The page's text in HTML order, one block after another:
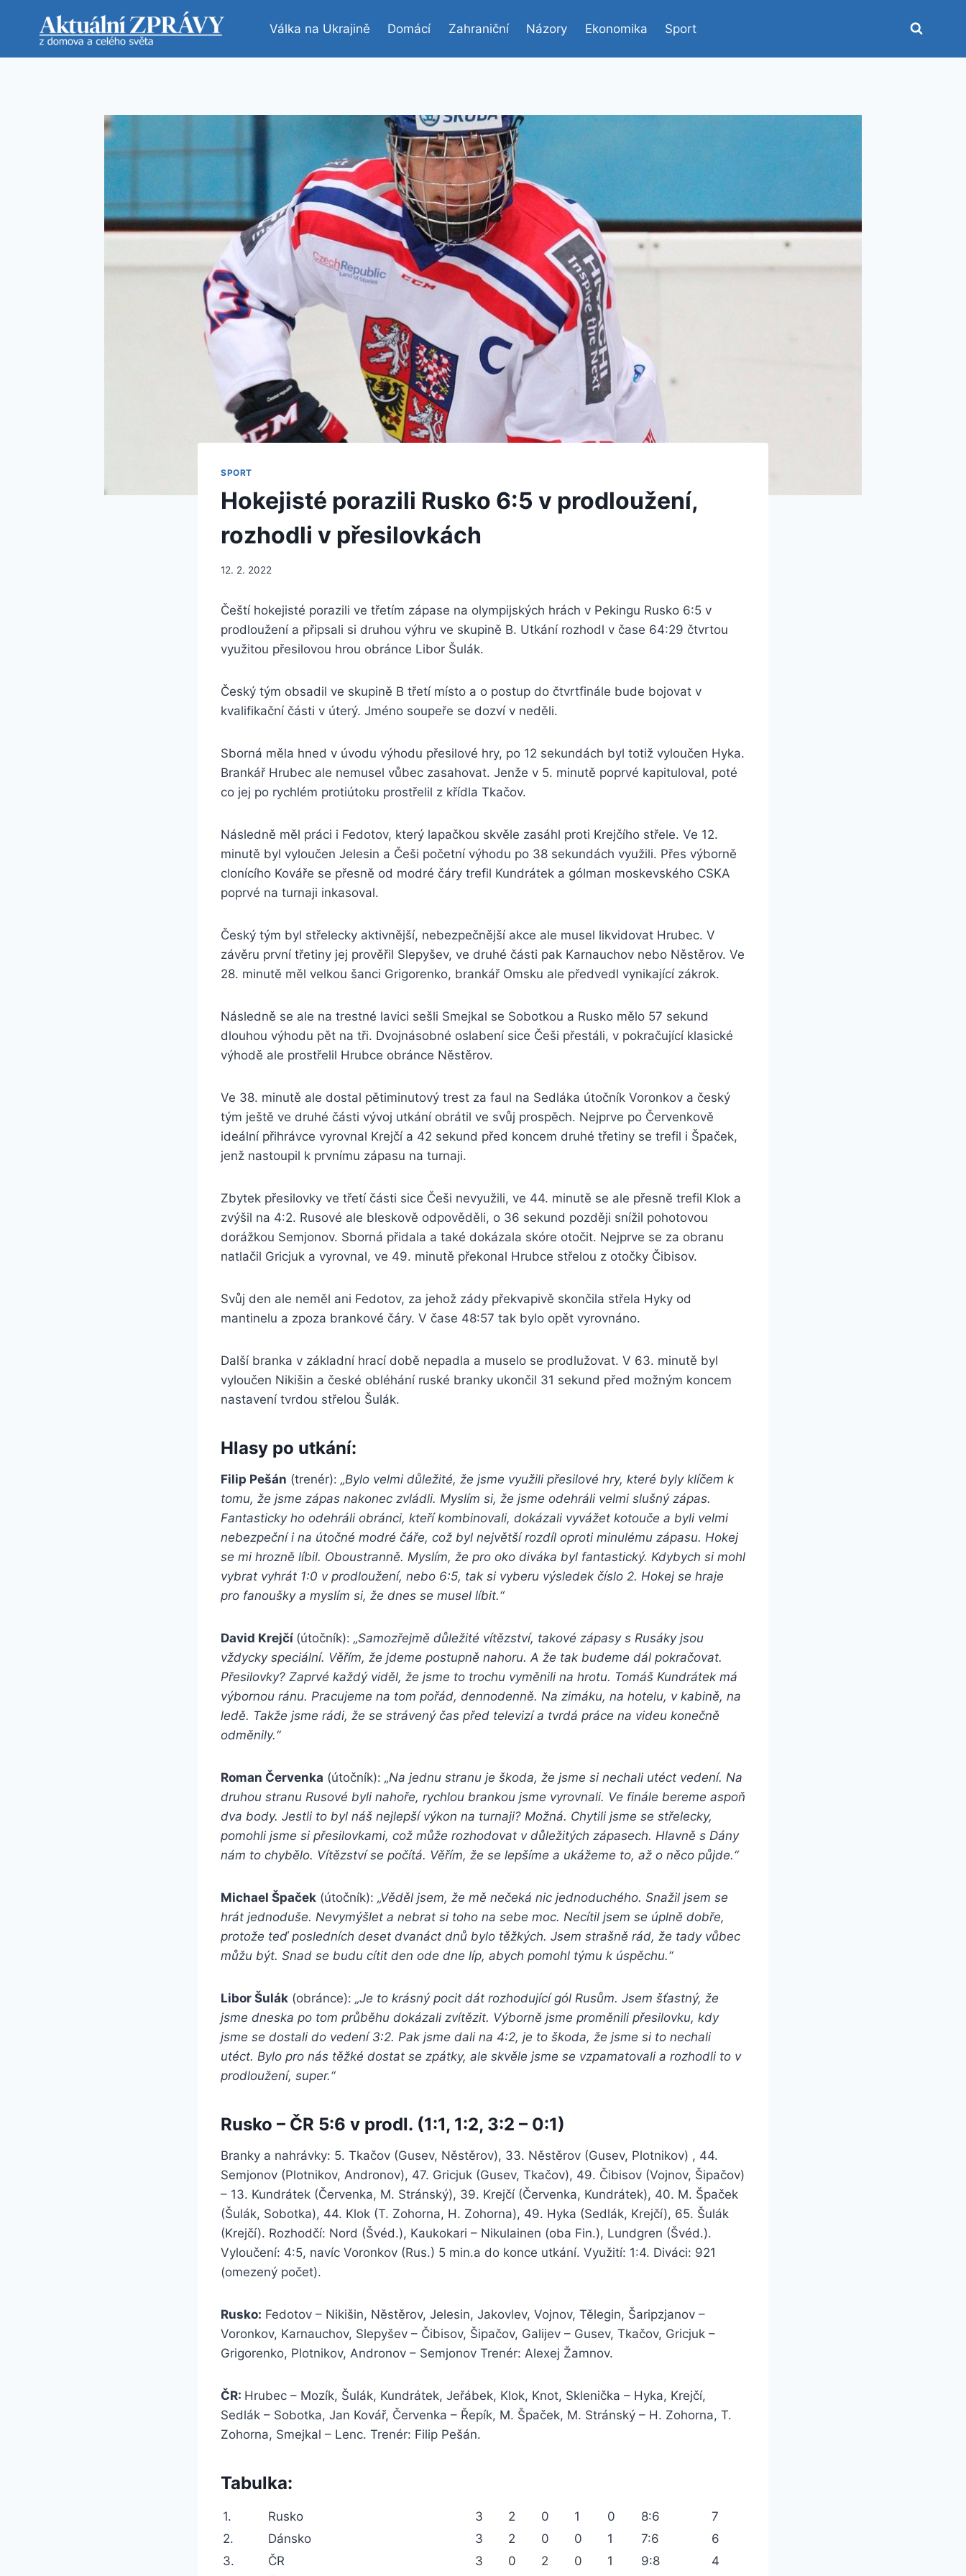
Válka na Ukrajině Domácí Zahraniční Názory Ekonomika Sport
SPORT
Hokejisté porazili Rusko 6:5 v prodloužení,
rozhodli v přesilovkách
12. 2. 2022
Čeští hokejisté porazili ve třetím zápase na olympijských hrách v Pekingu Rusko 6:5 v
prodloužení a připsali si druhou výhru ve skupině B. Utkání rozhodl v čase 64:29 čtvrtou
využitou přesilovou hrou obránce Libor Šulák.
Český tým obsadil ve skupině B třetí místo a o postup do čtvrtfinále bude bojovat v
kvalifikační části v úterý. Jméno soupeře se dozví v neděli.
Sborná měla hned v úvodu výhodu přesilové hry, po 12 sekundách byl totiž vyloučen Hyka.
Brankář Hrubec ale nemusel vůbec zasahovat. Jenže v 5. minutě poprvé kapituloval, poté
co jej po rychlém protiútoku prostřelil z křídla Tkačov.
Následně měl práci i Fedotov, který lapačkou skvěle zasáhl proti Krejčího střele. Ve 12.
minutě byl vyloučen Jelesin a Češi početní výhodu po 38 sekundách využili. Přes výborně
clonícího Kováře se přesně od modré čáry trefil Kundrátek a gólman moskevského CSKA
poprvé na turnaji inkasoval.
Český tým byl střelecky aktivnější, nebezpečnější akce ale musel likvidovat Hrubec. V
závěru první třetiny jej prověřil Slepyšev, ve druhé části pak Karnauchov nebo Něstěrov. Ve
28. minutě měl velkou šanci Grigorenko, brankář Omsku ale předvedl vynikající zákrok.
Následně se ale na trestné lavici sešli Smejkal se Sobotkou a Rusko mělo 57 sekund
dlouhou výhodu pět na tři. Dvojnásobné oslabení sice Češi přestáli, v pokračující klasické
výhodě ale prostřelil Hrubce obránce Něstěrov.
Ve 38. minutě ale dostal pětiminutový trest za faul na Sedláka útočník Voronkov a český
tým ještě ve druhé části vývoj utkání obrátil ve svůj prospěch. Nejprve po Červenkově
ideální přihrávce vyrovnal Krejčí a 42 sekund před koncem druhé třetiny se trefil i Špaček,
jenž nastoupil k prvnímu zápasu na turnaji.
Zbytek přesilovky ve třetí části sice Češi nevyužili, ve 44. minutě se ale přesně trefil Klok a
zvýšil na 4:2. Rusové ale bleskově odpověděli, o 36 sekund později snížil pohotovou
dorážkou Semjonov. Sborná přidala a také dokázala skóre otočit. Nejprve se za obranu
natlačil Gricjuk a vyrovnal, ve 49. minutě překonal Hrubce střelou z otočky Čibisov.
Svůj den ale neměl ani Fedotov, za jehož zády překvapivě skončila střela Hyky od
mantinelu a zpoza brankové čáry. V čase 48:57 tak bylo opět vyrovnáno.
Další branka v základní hrací době nepadla a muselo se prodlužovat. V 63. minutě byl
vyloučen Nikišin a české obléhání ruské branky ukončil 31 sekund před možným koncem
nastavení tvrdou střelou Šulák.
Hlasy po utkání:
Filip Pešán (trenér): „Bylo velmi důležité, že jsme využili přesilové hry, které byly klíčem k
tomu, že jsme zápas nakonec zvládli. Myslím si, že jsme odehráli velmi slušný zápas.
Fantasticky ho odehráli obránci, kteří kombinovali, dokázali vyvážet kotouče a byli velmi
nebezpeční i na útočné modré čáře, což byl největší rozdíl oproti minulému zápasu. Hokej
se mi hrozně líbil. Oboustranně. Myslím, že pro oko diváka byl fantastický. Kdybych si mohl
vybrat vyhrát 1:0 v prodloužení, nebo 6:5, tak si vyberu výsledek číslo 2. Hokej se hraje
pro fanoušky a myslím si, že dnes se musel líbit.“
David Krejčí (útočník): „Samozřejmě důležité vítězství, takové zápasy s Rusáky jsou
vždycky speciální. Věřím, že jdeme postupně nahoru. A že tak budeme dál pokračovat.
Přesilovky? Zaprvé každý viděl, že jsme to trochu vyměnili na hrotu. Tomáš Kundrátek má
výbornou ránu. Pracujeme na tom pořád, dennodenně. Na zimáku, na hotelu, v kabině, na
ledě. Takže jsme rádi, že se strávený čas před televizí a tvrdá práce na videu konečně
odměnily.“
Roman Červenka (útočník): „Na jednu stranu je škoda, že jsme si nechali utéct vedení. Na
druhou stranu Rusové byli nahoře, rychlou brankou jsme vyrovnali. Ve finále bereme aspoň
dva body. Jestli to byl náš nejlepší výkon na turnaji? Možná. Chytili jsme se střelecky,
pomohli jsme si přesilovkami, což může rozhodovat v důležitých zápasech. Hlavně s Dány
nám to chybělo. Vítězství se počítá. Věřím, že se lepšíme a ukážeme to, až o něco půjde.“
Michael Špaček (útočník): „Věděl jsem, že mě nečeká nic jednoduchého. Snažil jsem se
hrát jednoduše. Nevymýšlet a nebrat si toho na sebe moc. Necítil jsem se úplně dobře,
protože teď posledních deset dvanáct dnů bylo těžkých. Jsem strašně rád, že tady vůbec
můžu být. Snad se budu cítit den ode dne líp, abych pomohl týmu k úspěchu.“
Libor Šulák (obránce): „Je to krásný pocit dát rozhodující gól Rusům. Jsem šťastný, že
jsme dneska po tom průběhu dokázali zvítězit. Výborně jsme proměnili přesilovku, kdy
jsme se dostali do vedení 3:2. Pak jsme dali na 4:2, je to škoda, že jsme si to nechali
utéct. Bylo pro nás těžké dostat se zpátky, ale skvěle jsme se vzpamatovali a rozhodli to v
prodloužení, super.“
Rusko – ČR 5:6 v prodl. (1:1, 1:2, 3:2 – 0:1)
Branky a nahrávky: 5. Tkačov (Gusev, Něstěrov), 33. Něstěrov (Gusev, Plotnikov) , 44.
Semjonov (Plotnikov, Andronov), 47. Gricjuk (Gusev, Tkačov), 49. Čibisov (Vojnov, Šipačov)
– 13. Kundrátek (Červenka, M. Stránský), 39. Krejčí (Červenka, Kundrátek), 40. M. Špaček
(Šulák, Sobotka), 44. Klok (T. Zohorna, H. Zohorna), 49. Hyka (Sedlák, Krejčí), 65. Šulák
(Krejčí). Rozhodčí: Nord (Švéd.), Kaukokari – Nikulainen (oba Fin.), Lundgren (Švéd.).
Vyloučení: 4:5, navíc Voronkov (Rus.) 5 min.a do konce utkání. Využití: 1:4. Diváci: 921
(omezený počet).
Rusko: Fedotov – Nikišin, Něstěrov, Jelesin, Jakovlev, Vojnov, Tělegin, Šaripzjanov –
Voronkov, Karnauchov, Slepyšev – Čibisov, Šipačov, Galijev – Gusev, Tkačov, Gricjuk –
Grigorenko, Plotnikov, Andronov – Semjonov Trenér: Alexej Žamnov.
ČR: Hrubec – Mozík, Šulák, Kundrátek, Jeřábek, Klok, Knot, Sklenička – Hyka, Krejčí,
Sedlák – Sobotka, Jan Kovář, Červenka – Řepík, M. Špaček, M. Stránský – H. Zohorna, T.
Zohorna, Smejkal – Lenc. Trenér: Filip Pešán.
Tabulka:
1. Rusko 3 2 0 1 0 8:6
7
2.
Dánsko 3 2 0 0 1 7:6
6
3.
ČR 3 0 2 0 1 9:8
4